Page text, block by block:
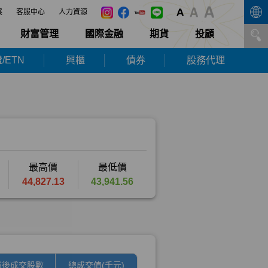
客服中心 人力資源
財富管理 國際金融 期貨 投顧
ETN 興櫃 債券 股務代理